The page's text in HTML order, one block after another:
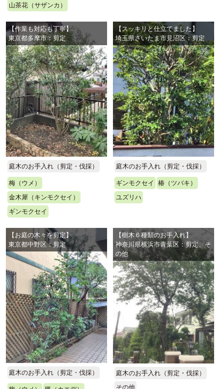
山茶花（サザンカ）
【作業も対応も丁寧】
東京都多摩市：剪定
庭木のお手入れ（剪定・伐採）
梅（ウメ）
金木犀（キンモクセイ）
ギンモクセイ
【スッキリと仕立てました】
埼玉県さいたま市見沼区：剪定
庭木のお手入れ（剪定・伐採）
ギンモクセイ
椿（ツバキ）
ユズリハ
【お庭の木々を剪定】
東京都中野区：剪定
庭木のお手入れ（剪定・伐採）
【樹木６種類のお手入れ】
神奈川県横浜市青葉区：剪定、そ
の他
庭木のお手入れ（剪定・伐採）
その他